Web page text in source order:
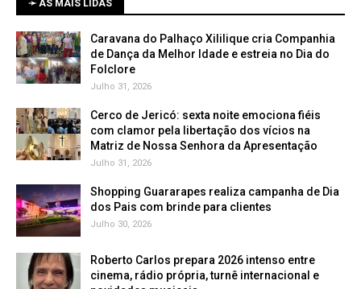
➛ AS MAIS LIDAS
Caravana do Palhaço Xililique cria Companhia
de Dança da Melhor Idade e estreia no Dia do
Folclore
Julho 31, 2026
Cerco de Jericó: sexta noite emociona fiéis
com clamor pela libertação dos vícios na
Matriz de Nossa Senhora da Apresentação
Julho 31, 2026
Shopping Guararapes realiza campanha de Dia
dos Pais com brinde para clientes
Julho 30, 2026
Roberto Carlos prepara 2026 intenso entre
cinema, rádio própria, turnê internacional e